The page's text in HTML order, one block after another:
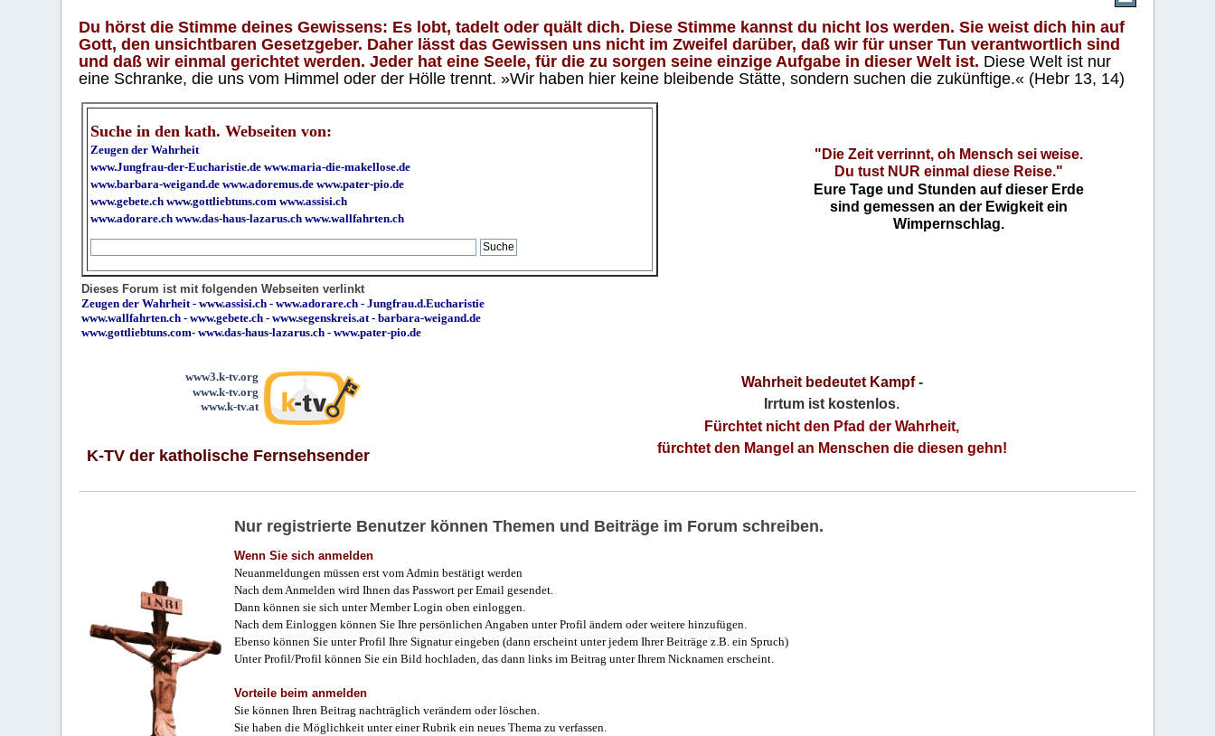
Du hörst die Stimme deines Gewissens: Es lobt, tadelt oder quält dich. Diese Stimme kannst du nicht los werden. Sie weist dich hin auf
Gott, den unsichtbaren Gesetzgeber. Daher lässt das Gewissen uns nicht im Zweifel darüber, daß wir für unser Tun verantwortlich sind
und daß wir einmal gerichtet werden. Jeder hat eine Seele, für die zu sorgen seine einzige Aufgabe in dieser Welt ist. Diese Welt ist nur
eine Schranke, die uns vom Himmel oder der Hölle trennt. »Wir haben hier keine bleibende Stätte, sondern suchen die zukünftige.« (Hebr 13, 14)
Suche in den kath. Webseiten von:
Zeugen der Wahrheit
www.Jungfrau-der-Eucharistie.de www.maria-die-makellose.de
www.barbara-weigand.de www.adoremus.de www.pater-pio.de
www.gebete.ch www.gottliebtuns.com www.assisi.ch
www.adorare.ch www.das-haus-lazarus.ch www.wallfahrten.ch
"Die Zeit verrinnt, oh Mensch sei weise.
Du tust NUR einmal diese Reise."
Eure Tage und Stunden auf dieser Erde
sind gemessen an der Ewigkeit ein
Wimpernschlag.
Dieses Forum ist mit folgenden Webseiten verlinkt
Zeugen der Wahrheit -www.assisi.ch -www.adorare.ch -Jungfrau.d.Eucharistie
www.wallfahrten.ch -www.gebete.ch -www.segenskreis.at -barbara-weigand.de
www.gottliebtuns.com-www.das-haus-lazarus.ch - www.pater-pio.de
www3.k-tv.org
www.k-tv.org
www.k-tv.at
K-TV der katholische Fernsehsender
Wahrheit bedeutet Kampf-
Irrtum ist kostenlos.
Fürchtet nicht den Pfad der Wahrheit,
fürchtet den Mangel an Menschen die diesen gehn!
Nur registrierte Benutzer können Themen und Beiträge im Forum schreiben.
Wenn Sie sich anmelden
Neuanmeldungen müssen erst vom Admin bestätigt werden
Nach dem Anmelden wird Ihnen das Passwort per Email gesendet.
Dann können sie sich unter Member Login oben einloggen.
Nach dem Einloggen können Sie Ihre persönlichen Angaben unter Profil ändern oder weitere hinzufügen.
Ebenso können Sie unter Profil Ihre Signatur eingeben (dann erscheint unter jedem Ihrer Beiträge z.B. ein Spruch)
Unter Profil/Profil können Sie ein Bild hochladen, das dann links im Beitrag unter Ihrem Nicknamen erscheint.
Vorteile beim anmelden
Sie können Ihren Beitrag nachträglich verändern oder löschen.
Sie haben die Möglichkeit unter einer Rubrik ein neues Thema zu verfassen.